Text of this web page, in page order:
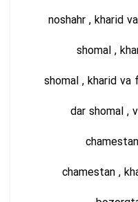
noshahr , kharid
shomal ,
shomal , kharid
dar shomal ,
chamestan ,